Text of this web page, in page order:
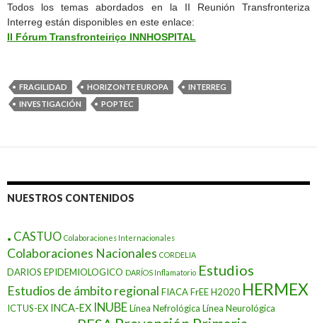
Todos los temas abordados en la II Reunión Transfronteriza
Interreg están disponibles en este enlace:
II Fórum Transfronteiriço INNHOSPITAL
FRAGILIDAD HORIZONTE EUROPA
INTERREG
INVESTIGACIÓN
POPTEC
NUESTROS CONTENIDOS
. CASTUO Colaboraciones Internacionales
Colaboraciones Nacionales CORDELIA
DARIOS EPIDEMIOLOGICO DARÍOS Inflamatorio Estudios
Estudios de ámbito regional FIACAFrEEH2020 HERMEX
ICTUS-EX INCA-EX INUBELínea Nefrológica Línea Neurológica